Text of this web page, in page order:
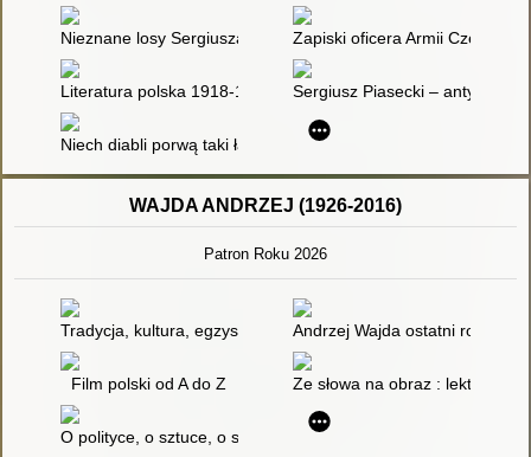
Nieznane losy Sergiusza Piaseckiego] : fragment książki
Zapiski oficera Armii
Literatura polska 1918-1975. T. 2,Sergiusz Piasecki –
Niech diabli porwą taki ład : przyczynki do większego
WAJDA ANDRZEJ (1926-2016)
Patron Roku 2026
Tradycja, kultura, egzystencja w "Brzezinie " i "Pannach z
Andrzej Wajda ostatni
Film polski od A do Z Ze słowa na obraz : lektury
O polityce, o sztuce, o sobie